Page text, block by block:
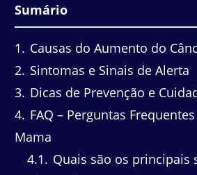
Sumário
1
Causas do Aumento do
2 Sintomas e Sinais de Alerta
3 Dicas de Prevenção e
4 FAQ – Perguntas
Mama
4.1
Quais são os principais